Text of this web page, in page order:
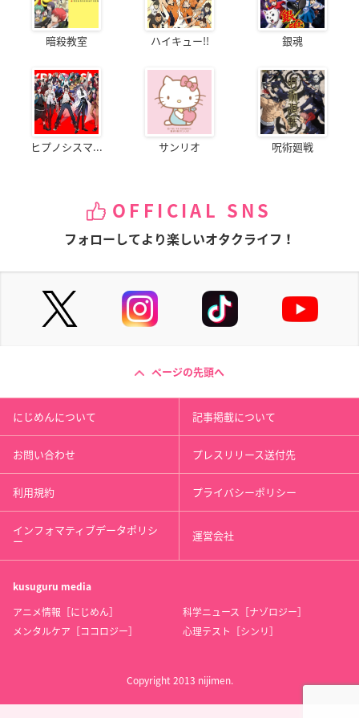
暗殺教室 ハイキュー!! 銀魂
ヒプノシスマ... サンリオ 呪術廻戦
OFFICIAL SNS
フォローしてより楽しいオタクライフ！
ページの先頭へ
にじめんについて 記事掲載について
お問い合わせ プレスリリース送付先
利用規約 プライバシーポリシー
インフォマティブデータポリシ
ー 運営会社
kusuguru media
アニメ情報［にじめん］
科学ニュース［ナゾロジー］
メンタルケア［ココロジー］
心理テスト［シンリ］
Copyright 2013 nijimen.